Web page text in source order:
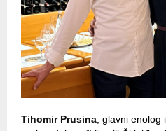
Tihomir Prusina, glavni enolog